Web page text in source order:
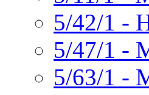
5/42/1 -
5/47/1 -
5/63/1 -